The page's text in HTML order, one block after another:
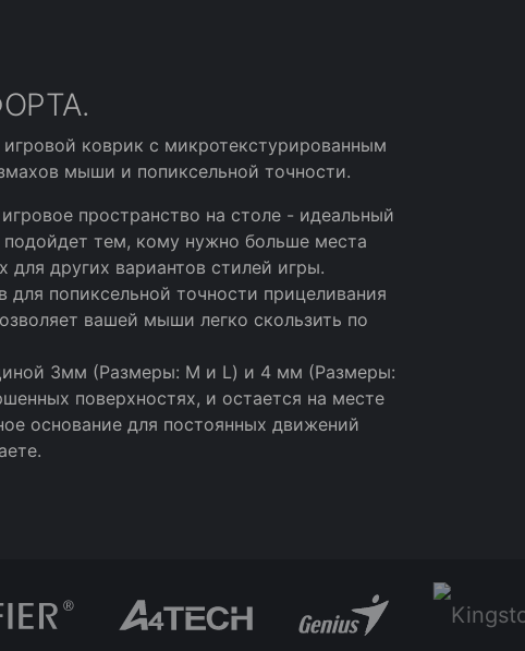
коврик с микротекстурированным
мыши и попиксельной точности.
пространство на столе - идеальный
подойдет тем, кому нужно больше места
других вариантов стилей игры.
попиксельной точности прицеливания
вашей мыши легко скользить по
3мм (Размеры: M и L) и 4 мм (Размеры:
поверхностях, и остается на месте
основание для постоянных движений